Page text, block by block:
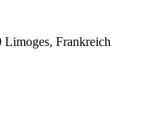
Limoges, Frankreich